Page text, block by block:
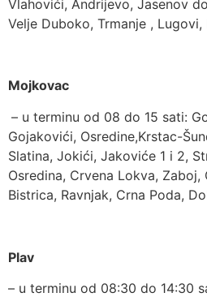
Vlahovići, Andrijevo, Jasenov
Velje Duboko, Trmanje , Lugovi,
Mojkovac
– u terminu od 08 do 15 sati:
Gojakovići, Osredine,Krstac-
Slatina, Jokići, Jakoviće 1 i 2,
Osredina, Crvena Lokva, Zaboj,
Bistrica, Ravnjak, Crna Poda,
Plav
– u terminu od 08:30 do 14:30